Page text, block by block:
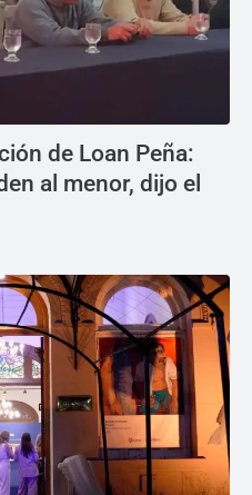
de Loan Peña:
al menor, dijo el